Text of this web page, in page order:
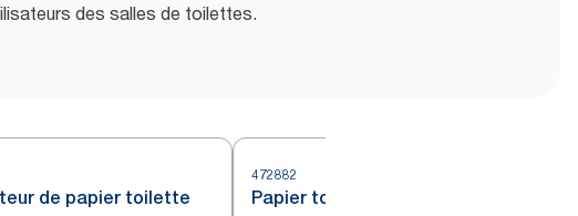
des salles de toilettes.
de papier toilette
472882
Papier toilette sans mandrin